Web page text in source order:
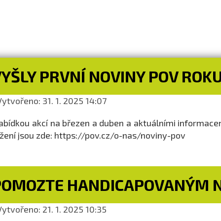
PRVNÍ NOVINY POV
31. 1. 2025 14:07
akcí na březen a duben a aktuálními
jsou zde: https://pov.cz/o-nas/noviny-pov
HANDICAPOVANÝM
21. 1. 2025 10:35